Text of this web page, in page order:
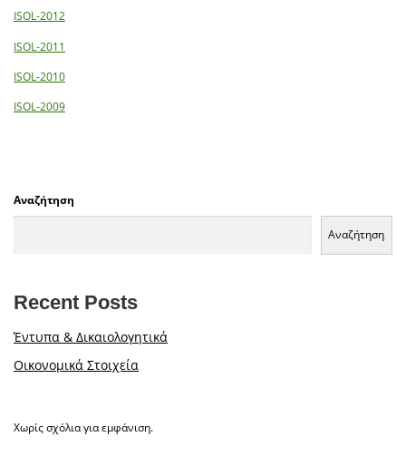
ISOL-2012
ISOL-2011
ISOL-2010
ISOL-2009
Αναζήτηση
Αναζήτηση
Recent Posts
Έντυπα & Δικαιολογητικά
Οικονομικά Στοιχεία
Χωρίς σχόλια για εμφάνιση.